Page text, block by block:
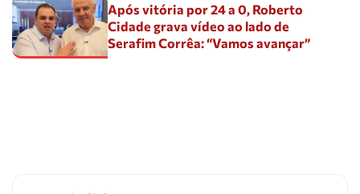
Após vitória por 24 a 0, Roberto
Cidade grava vídeo ao lado de
Serafim Corrêa: “Vamos avançar”